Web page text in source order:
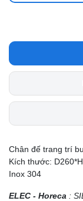
Chân đế trang trí
Kích thước:
Inox 304
ELEC - Horeca :